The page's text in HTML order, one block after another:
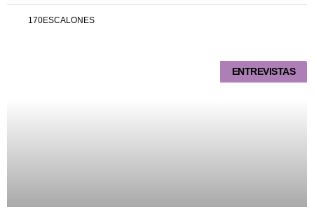
170ESCALONES
ENTREVISTAS